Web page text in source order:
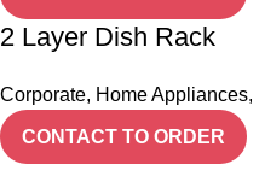
2 Layer Dish Rack
Corporate, Home Appliances,
CONTACT TO ORDER